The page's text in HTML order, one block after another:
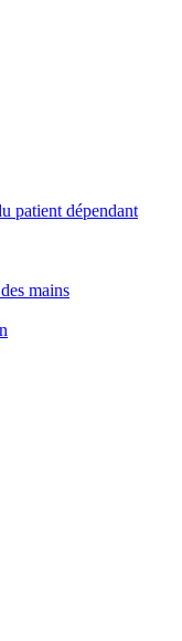
patient dépendant
mains